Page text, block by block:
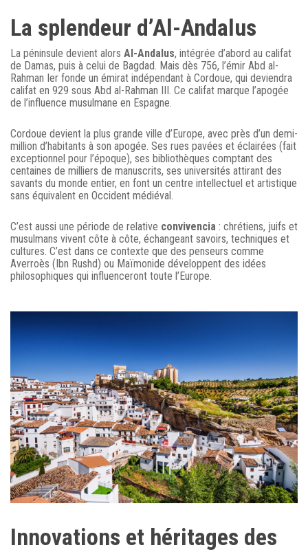
La splendeur d’Al-Andalus
La péninsule devient alors Al-Andalus, intégrée d’abord au califat
de Damas, puis à celui de Bagdad. Mais dès 756, l’émir Abd al-
Rahman Ier fonde un émirat indépendant à Cordoue, qui deviendra
califat en 929 sous Abd al-Rahman III. Ce califat marque l’apogée
de l’influence musulmane en Espagne.
Cordoue devient la plus grande ville d’Europe, avec près d’un demi-
million d’habitants à son apogée. Ses rues pavées et éclairées (fait
exceptionnel pour l’époque), ses bibliothèques comptant des
centaines de milliers de manuscrits, ses universités attirant des
savants du monde entier, en font un centre intellectuel et artistique
sans équivalent en Occident médiéval.
C’est aussi une période de relative convivencia : chrétiens, juifs et
musulmans vivent côte à côte, échangeant savoirs, techniques et
cultures. C’est dans ce contexte que des penseurs comme
Averroès (Ibn Rushd) ou Maïmonide développent des idées
philosophiques qui influenceront toute l’Europe.
Innovations et héritages des